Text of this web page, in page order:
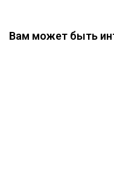
Вам может быть